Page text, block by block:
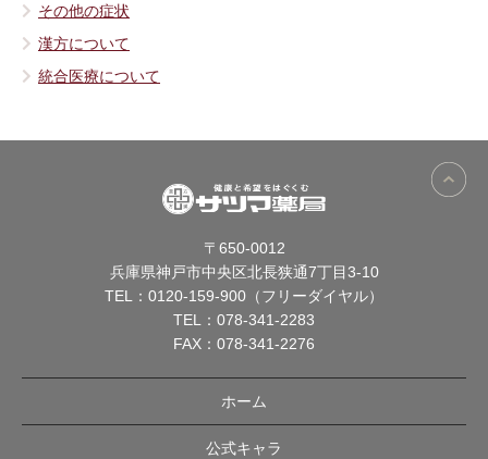
その他の症状
漢方について
統合医療について
〒650-0012
兵庫県神戸市中央区北長狭通7丁目3-10
TEL： 0120-159-900（フリーダイヤル）
TEL： 078-341-2283
FAX：078-341-2276
ホーム
公式キャラ